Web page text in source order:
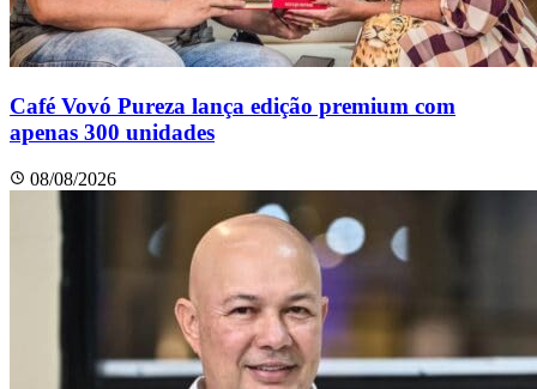
Café Vovó Pureza lança edição premium com
apenas 300 unidades
08/08/2026